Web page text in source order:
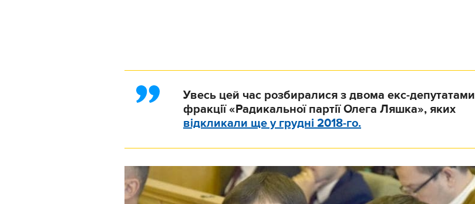
Увесь цей час розбиралися з двома екс-депутатами
фракції «Радикальної партії Олега Ляшка», яких
відкликали ще у грудні 2018-го.